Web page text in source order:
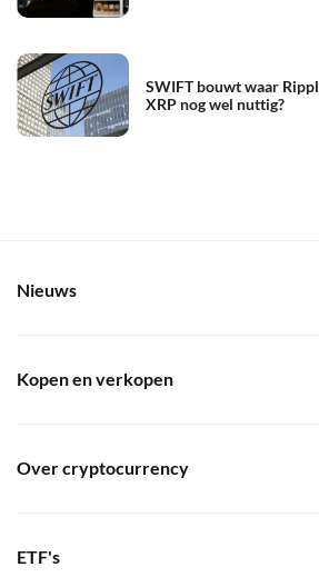
SWIFT bouwt waar
XRP nog wel nuttig?
Nieuws
Kopen en verkopen
Over cryptocurrency
ETF's